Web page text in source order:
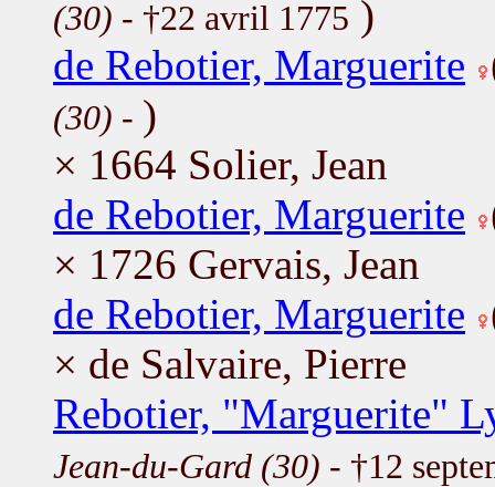
(30) - †22 avril 1775 )
de Rebotier, Marguerite
(30) - )
× 1664 Solier, Jean
de Rebotier, Marguerite
× 1726 Gervais, Jean
de Rebotier, Marguerite
× de Salvaire, Pierre
Rebotier, "Marguerite"
Jean-du-Gard (30) - †12